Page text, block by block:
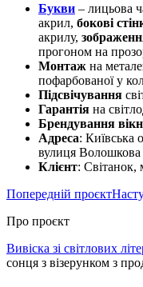
Букви – лицьова
акрил, бокові
акрилу,
прогоном на
Монтаж на
пофарбованої у
Підсвічування
Гарантія на
Брендування
Адреса: Київська
вулиця
Клієнт: Світанок,
Попередній проєкт
Про проєкт
Вивіска зі світлових
сонця з візерунком з